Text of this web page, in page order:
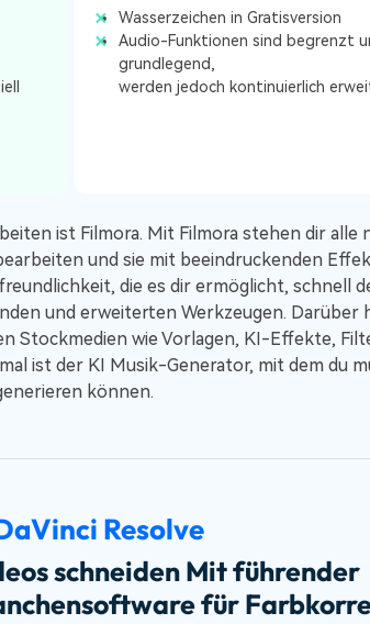
Wasserzeichen in Gratisversion
Audio-Funktionen sind begrenzt
grundlegend,
werden jedoch kontinuierlich
ist Filmora. Mit Filmora stehen dir alle
und sie mit beeindruckenden
die es dir ermöglicht, schnell
und erweiterten Werkzeugen. Darüber
Stockmedien wie Vorlagen, KI-Effekte,
ist der KI Musik-Generator, mit dem du
können.
Resolve
schneiden Mit führender
für